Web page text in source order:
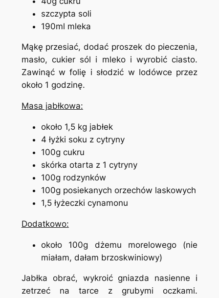
szczypta soli
190ml mleka
Mąkę przesiać, dodać proszek do pieczenia,
masło, cukier sól i mleko i wyrobić ciasto.
Zawinąć w folię i słodzić w lodówce przez
około 1 godzinę.
Masa jabłkowa:
około 1,5 kg jabłek
4 łyżki soku z cytryny
100g cukru
skórka otarta z 1 cytryny
100g rodzynków
100g posiekanych orzechów laskowych
1,5 łyżeczki cynamonu
Dodatkowo:
około 100g dżemu morelowego (nie
miałam, dałam brzoskwiniowy)
Jabłka obrać, wykroić gniazda nasienne i
zetrzeć na tarce z grubymi oczkami.